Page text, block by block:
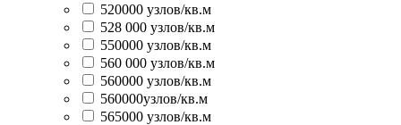
520000 узлов/кв.м
528 000 узлов/кв.м
550000 узлов/кв.м
560 000 узлов/кв.м
560000 узлов/кв.м
560000узлов/кв.м
565000 узлов/кв.м